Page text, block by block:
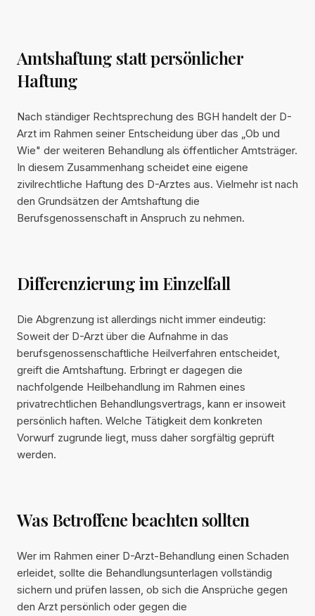
Amtshaftung statt persönlicher
Haftung
Nach ständiger Rechtsprechung des BGH handelt der D-
Arzt im Rahmen seiner Entscheidung über das „Ob und
Wie" der weiteren Behandlung als öffentlicher Amtsträger.
In diesem Zusammenhang scheidet eine eigene
zivilrechtliche Haftung des D-Arztes aus. Vielmehr ist nach
den Grundsätzen der Amtshaftung die
Berufsgenossenschaft in Anspruch zu nehmen.
Differenzierung im Einzelfall
Die Abgrenzung ist allerdings nicht immer eindeutig:
Soweit der D-Arzt über die Aufnahme in das
berufsgenossenschaftliche Heilverfahren entscheidet,
greift die Amtshaftung. Erbringt er dagegen die
nachfolgende Heilbehandlung im Rahmen eines
privatrechtlichen Behandlungsvertrags, kann er insoweit
persönlich haften. Welche Tätigkeit dem konkreten
Vorwurf zugrunde liegt, muss daher sorgfältig geprüft
werden.
Was Betroffene beachten sollten
Wer im Rahmen einer D-Arzt-Behandlung einen Schaden
erleidet, sollte die Behandlungsunterlagen vollständig
sichern und prüfen lassen, ob sich die Ansprüche gegen
den Arzt persönlich oder gegen die